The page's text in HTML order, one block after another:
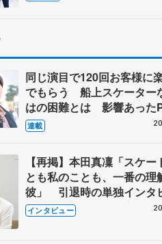
らコーチも
同じ演目で120回お客様に
でもらう 船上スケーター
はの困難とは 影響あった
キャプテン松永さんの存在
連載
【再掲】本田真凜「スケー
とも私のことも、一番の理
彼」 引退時の単独インタ
で語った競技人生や家族、
これからの夢…
インタビュー